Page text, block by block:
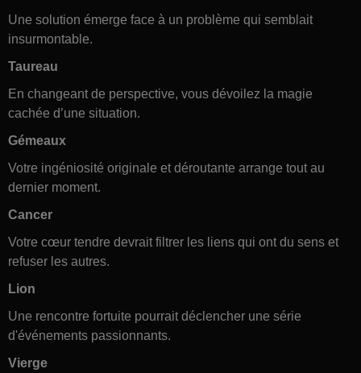
Une solution émerge face à un problème qui semblait
insurmontable.
Taureau
En changeant de perspective, vous dévoilez la magie
cachée d’une situation.
Gémeaux
Votre ingéniosité originale et déroutante arrange tout au
dernier moment.
Cancer
Votre cœur tendre devrait filtrer les liens qui ont du sens et
refuser les autres.
Lion
Une rencontre fortuite pourrait déclencher une série
d'événements passionnants.
Vierge